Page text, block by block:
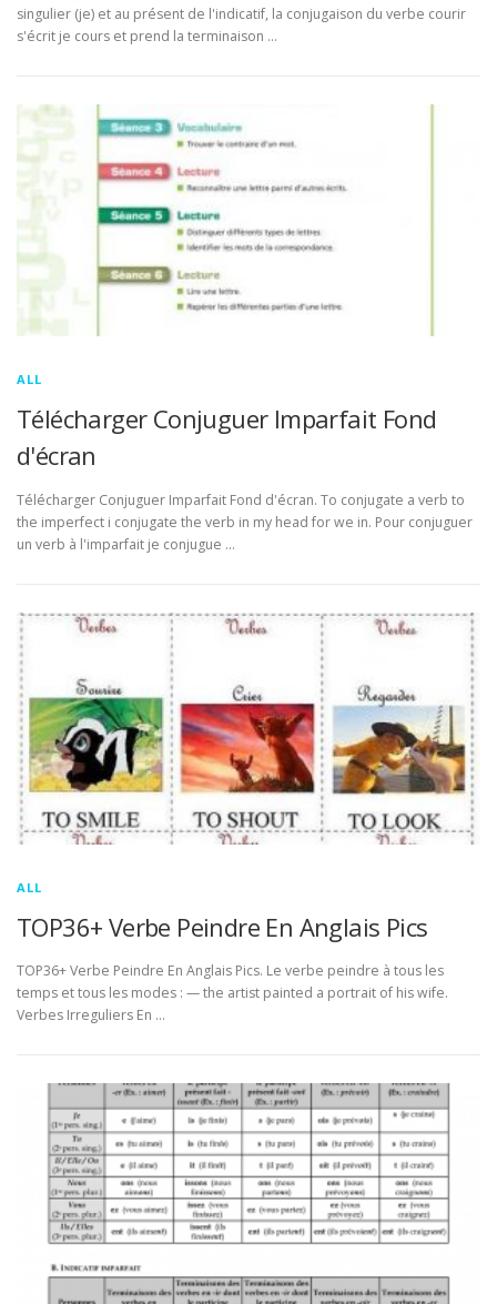
singulier (je) et au présent de l'indicatif, la conjugaison du verbe courir
s'écrit je cours et prend la terminaison …
ALL
Télécharger Conjuguer Imparfait Fond
d'écran
Télécharger Conjuguer Imparfait Fond d'écran. To conjugate a verb to
the imperfect i conjugate the verb in my head for we in. Pour conjuguer
un verb à l'imparfait je conjugue …
ALL
TOP36+ Verbe Peindre En Anglais Pics
TOP36+ Verbe Peindre En Anglais Pics. Le verbe peindre à tous les
temps et tous les modes : — the artist painted a portrait of his wife.
Verbes Irreguliers En …